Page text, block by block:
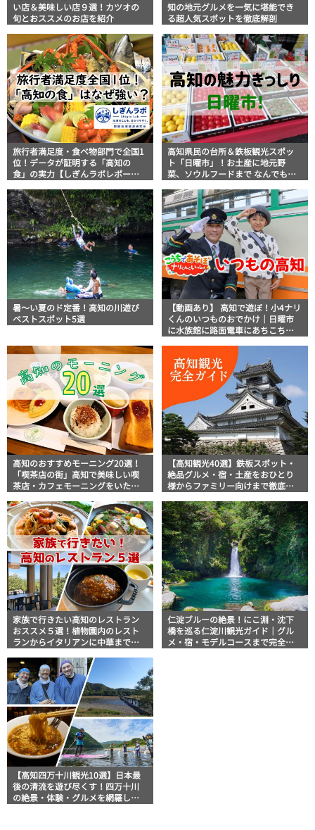
い店＆美味しい店９選！カツオの
旬とおススメのお店を紹介
知の地元グルメを一気に堪能でき
る超人気スポットを徹底解剖
旅行者満足度・食べ物部門で全国1
位！データが証明する「高知の
食」の実力【しぎんラボレポー
高知県民の台所＆鉄板観光スポッ
ト「日曜市」！お土産に地元野
菜、ソウルフードまで なんでもそ
説！
暑～い夏のド定番！高知の川遊び
ベストスポット5選
【動画あり】 高知で遊ぼ！小4ナリ
くんのいつものおでかけ｜日曜市
に水族館に路面電車にあちこち巡
高知のおすすめモーニング20選！
「喫茶店の街」高知で美味しい喫
茶店・カフェモーニングをいただ
【高知観光40選】鉄板スポット・
絶品グルメ・宿・土産をおひとり
様からファミリー向けまで徹底解
家族で行きたい高知のレストラン
おススメ５選！植物園内のレスト
ランからイタリアンに中華まで楽
仁淀ブルーの絶景！にこ淵・沈下
橋を巡る仁淀川観光ガイド｜グル
メ・宿・モデルコースまで完全網
【高知四万十川観光10選】日本最
後の清流を遊び尽くす！四万十川
の絶景・体験・グルメを網羅した